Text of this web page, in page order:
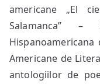
americane „El
Salamanca” –
Hispanoamericana
Americane de
antologiilor de